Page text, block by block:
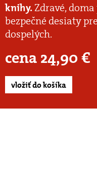
knihy.Zdravé,
bezpečné desiaty
dospelých.
cena 24,90 €
vložiť do košíka